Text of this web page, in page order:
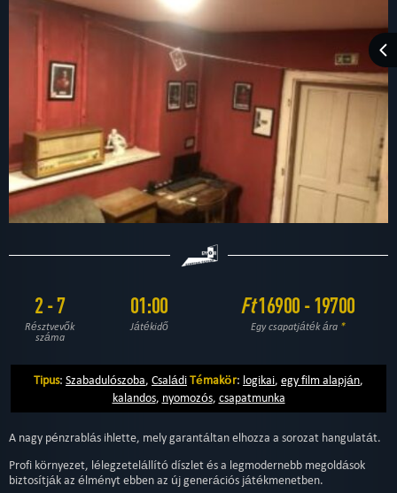
2 - 7
Résztvevők
száma
01:00
Játékidő
Ft16900 - 19700
Egy csapatjáték ára *
Tipus: Szabadulószoba, CsaládiTémakör: logikai, egy film alapján,
kalandos, nyomozós, csapatmunka
A nagy pénzrablás ihlette, mely garantáltan elhozza a sorozat hangulatát.
Profi környezet, lélegzetelállító díszlet és a legmodernebb megoldások
biztosítják az élményt ebben az új generációs játékmenetben.